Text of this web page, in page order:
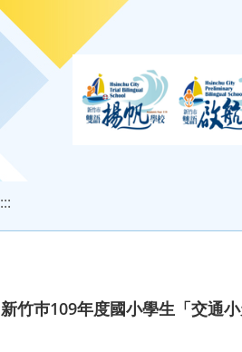
:::
新竹巿109年度國小學生「交通